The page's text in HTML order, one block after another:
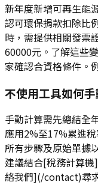
新年度新增可再生能
認可環保捐款扣除比
時，需提供相關發票
60000元。了解這些
家確認合資格條件。
不使用工具如何
手動計算需先總結全
應用2%至17%累進
所有步驟及原始單據
建議結合[稅務計算
絡我們](/contact)尋